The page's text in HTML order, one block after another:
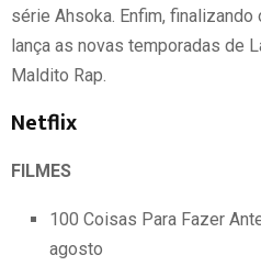
série Ahsoka. Enfim,
lança as novas temporadas de
Maldito Rap.
Netflix
FILMES
100 Coisas Para Fazer
agosto